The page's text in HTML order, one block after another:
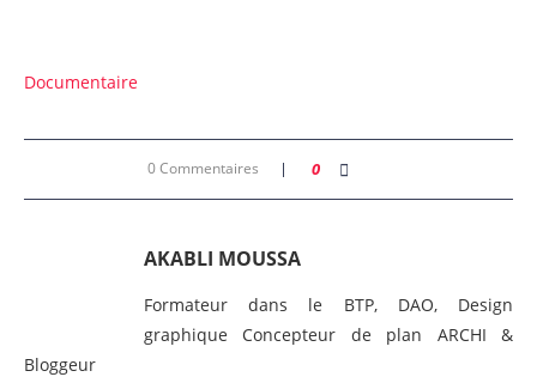
Documentaire
0 Commentaires 0
AKABLI MOUSSA
Formateur dans le BTP, DAO, Design
graphique Concepteur de plan ARCHI &
Bloggeur